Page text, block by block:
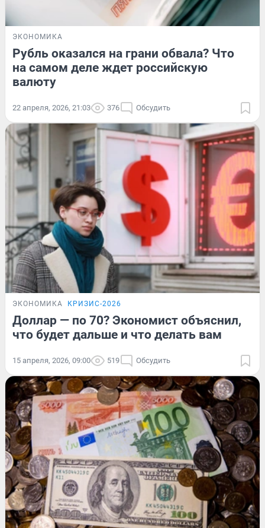
ЭКОНОМИКА
Рубль оказался на грани обвала? Что
на самом деле ждет российскую
валюту
22 апреля, 2026, 21:03 376 Обсудить
ЭКОНОМИКА КРИЗИС-2026
Доллар — по 70? Экономист объяснил,
что будет дальше и что делать вам
15 апреля, 2026, 09:00 519 Обсудить